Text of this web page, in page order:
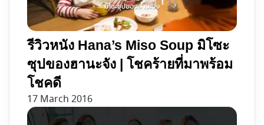
รีวิวหนัง Hana’s Miso Soup มิโซะ
ซุปของฮานะจัง | โชคร้ายที่มาพร้อม
โชคดี
17 March 2016